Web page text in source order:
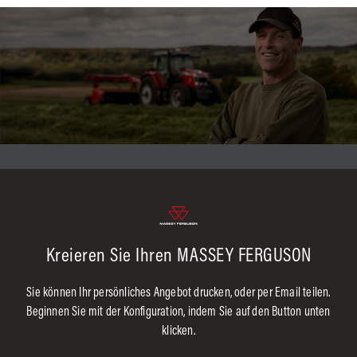
Kreieren Sie Ihren MASSEY FERGUSON
Sie können Ihr persönliches Angebot drucken, oder per Email teilen.
Beginnen Sie mit der Konfiguration, indem Sie auf den Button unten
klicken.